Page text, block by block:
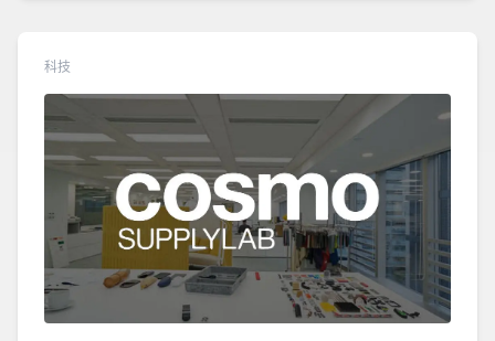
科技